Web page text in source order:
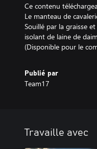
Ce contenu
Le manteau de
Souillé par la graisse
isolant de laine de
(Disponible pour le
Publié par
Team17
Travaille avec